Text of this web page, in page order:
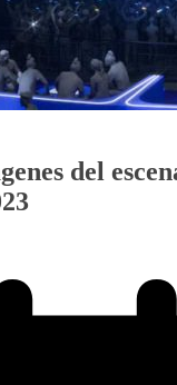
del